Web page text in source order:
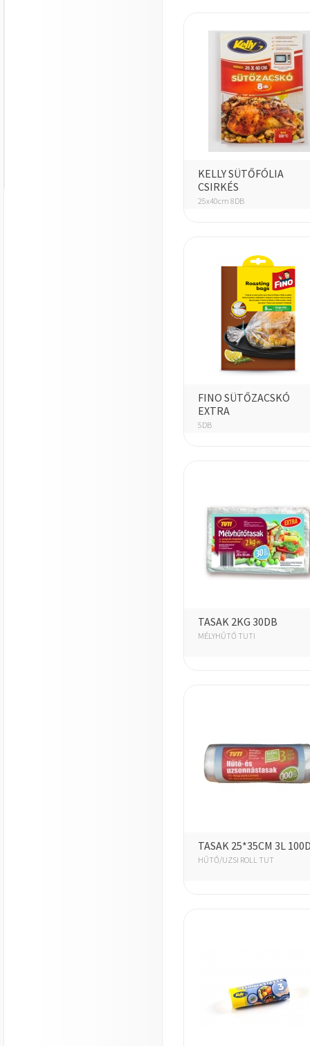
KELLY SÜTŐFÓLIA
CSIRKÉS
25x40cm 8DB
FINO SÜTŐZACSKÓ
EXTRA
5DB
TASAK 2KG 30DB
MÉLYHŰTŐ TUTI
TASAK 25*35CM 3L
HŰTŐ/UZSI ROLL TUT